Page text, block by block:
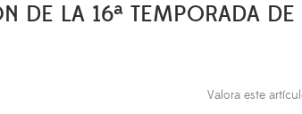
DE LA 16ª TEMPORADA
Valora este